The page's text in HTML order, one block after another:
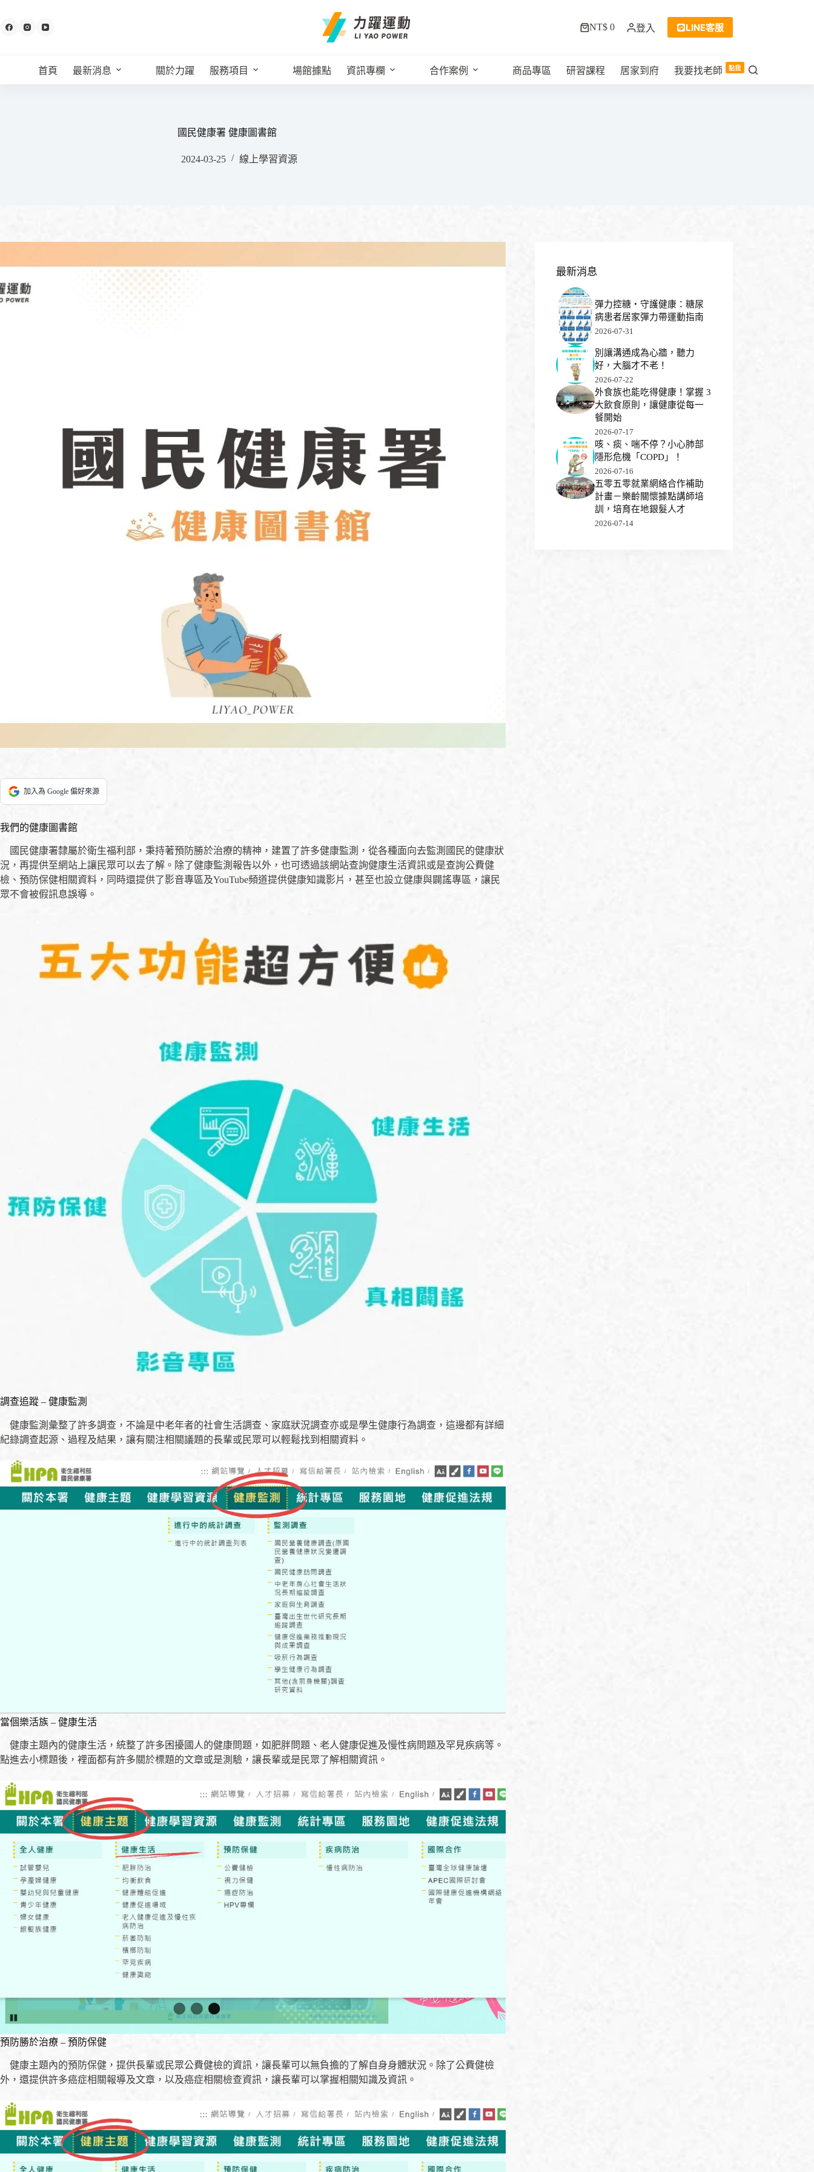
至
購
車
NT$0 登入 LINE客服
首頁 最新消息 關於力躍 服務項目 場館據點 資訊專欄 合作案例 商品專區 研習課程 居家到府 我要找老師 點我
國民健康署 健康圖書館
2024-03-25 線上學習資源
加入為 Google 偏好來源
我們的健康圖書館
國民健康署隸屬於衛生福利部，秉持著預防勝於治療的精神，建置了許多健康監測，從各種面向去監測國民的健康狀
況，再提供至網站上讓民眾可以去了解。除了健康監測報告以外，也可透過該網站查詢健康生活資訊或是查詢公費健
檢、預防保健相關資料，同時還提供了影音專區及YouTube頻道提供健康知識影片，甚至也設立健康與闢謠專區，讓民
眾不會被假訊息誤導。
調查追蹤 – 健康監測
健康監測彙整了許多調查，不論是中老年者的社會生活調查、家庭狀況調查亦或是學生健康行為調查，這邊都有詳細
紀錄調查起源、過程及結果，讓有關注相關議題的長輩或民眾可以輕鬆找到相關資料。
當個樂活族 – 健康生活
健康主題內的健康生活，統整了許多困擾國人的健康問題，如肥胖問題、老人健康促進及慢性病問題及罕見疾病等。
點進去小標題後，裡面都有許多關於標題的文章或是測驗，讓長輩或是民眾了解相關資訊。
預防勝於治療 – 預防保健
健康主題內的預防保健，提供長輩或民眾公費健檢的資訊，讓長輩可以無負擔的了解自身身體狀況。除了公費健檢
外，還提供許多癌症相關報導及文章，以及癌症相關檢查資訊，讓長輩可以掌握相關知識及資訊。
最新消息
彈力控糖・守護健康：糖尿
病患者居家彈力帶運動指南
2026-07-31
別讓溝通成為心牆，聽力
好，大腦才不老！
2026-07-22
外食族也能吃得健康！掌握 3
大飲食原則，讓健康從每一
餐開始
2026-07-17
咳、痰、喘不停？小心肺部
隱形危機「COPD」！
2026-07-16
五零五零就業網絡合作補助
計畫－樂齡關懷據點講師培
訓，培育在地銀髮人才
2026-07-14